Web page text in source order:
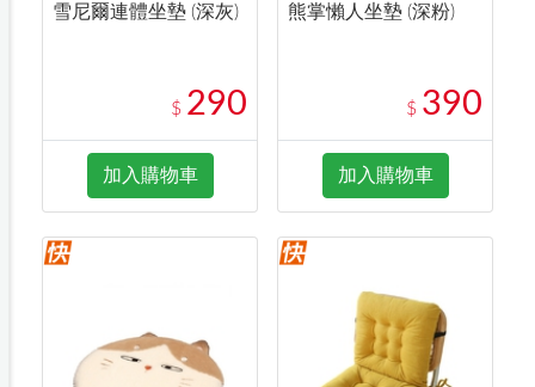
雪尼爾連體坐墊 (深灰)
$ 290
加入購物車
熊掌懶人坐墊 (深粉)
$ 390
加入購物車